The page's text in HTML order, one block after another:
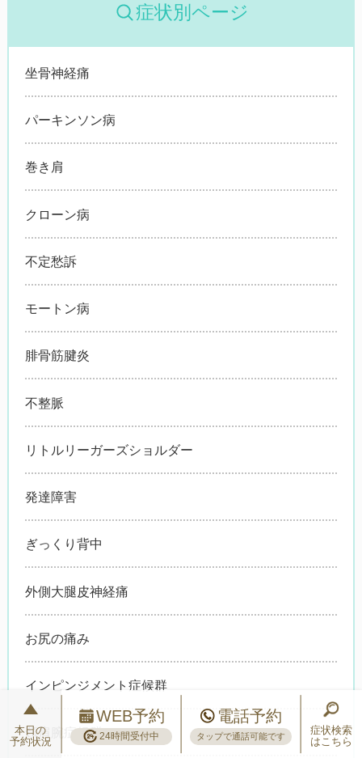
症状別ページ
坐骨神経痛
パーキンソン病
巻き肩
クローン病
不定愁訴
モートン病
腓骨筋腱炎
不整脈
リトルリーガーズショルダー
発達障害
ぎっくり背中
外側大腿皮神経痛
お尻の痛み
インピンジメント症候群
頚肩腕症候群
本日の
予約状況
WEB予約
24時間受付中
電話予約
タップで通話可能です
症状検索
はこちら